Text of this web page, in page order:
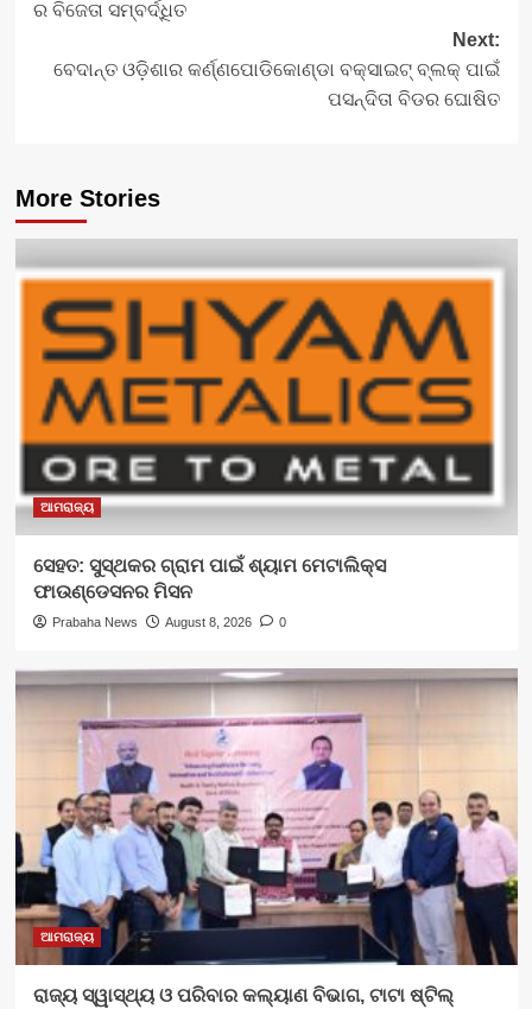
ର ବିଜେତା ସମ୍ବର୍ଦ୍ଧିତ
Next:
ବେଦାନ୍ତ ଓଡ଼ିଶାର କର୍ଣ୍ଣପୋଡିକୋଣ୍ଡା ବକ୍ସାଇଟ୍ ବ୍ଲକ୍ ପାଇଁ
ପସନ୍ଦିତା ବିଡର ଘୋଷିତ
More Stories
ଆମରାଜ୍ୟ
ସେହତ: ସୁସ୍ଥକର ଗ୍ରାମ ପାଇଁ ଶ୍ୟାମ ମେଟାଲିକ୍ସ
ଫାଉଣ୍ଡେସନର ମିସନ
Prabaha News August 8, 2026 0
ଆମରାଜ୍ୟ
ରାଜ୍ୟ ସ୍ୱାସ୍ଥ୍ୟ ଓ ପରିବାର କଲ୍ୟାଣ ବିଭାଗ, ଟାଟା ଷ୍ଟିଲ୍